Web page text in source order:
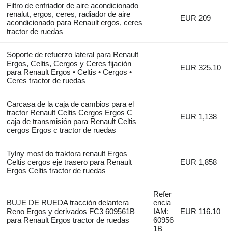
Filtro de enfriador de aire acondicionado
renalut, ergos, ceres, radiador de aire
acondicionado para Renault ergos, ceres
tractor de ruedas
EUR 209
Soporte de refuerzo lateral para Renault
Ergos, Celtis, Cergos y Ceres fijación
para Renault Ergos • Celtis • Cergos •
Ceres tractor de ruedas
EUR 325.10
Carcasa de la caja de cambios para el
tractor Renault Celtis Cergos Ergos C
caja de transmisión para Renault Celtis
cergos Ergos c tractor de ruedas
EUR 1,138
Tylny most do traktora renault Ergos
Celtis cergos eje trasero para Renault
Ergos Celtis tractor de ruedas
EUR 1,858
BUJE DE RUEDA tracción delantera
Reno Ergos y derivados FC3 609561B
para Renault Ergos tractor de ruedas
Refer
encia
IAM:
60956
1B
EUR 116.10